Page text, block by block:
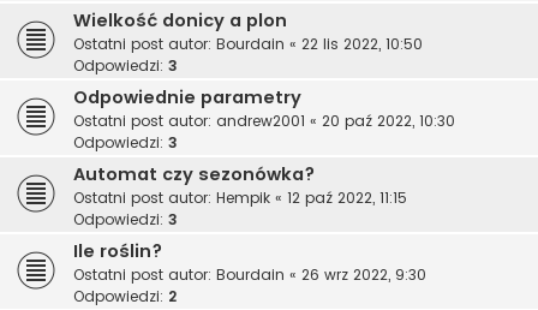
Wielkość donicy a plon
Ostatni post autor: Bourdain « 22 lis 2022, 10:50
Odpowiedzi: 3
Odpowiednie parametry
Ostatni post autor: andrew2001 « 20 paź 2022, 10:30
Odpowiedzi: 3
Automat czy sezonówka?
Ostatni post autor: Hempik « 12 paź 2022, 11:15
Odpowiedzi: 3
Ile roślin?
Ostatni post autor: Bourdain « 26 wrz 2022, 9:30
Odpowiedzi: 2